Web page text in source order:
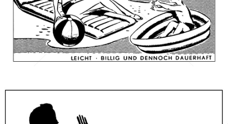
SEMPERIT Semperit Aktiengesellschaft Holding 1954
Bild-ID: 67924